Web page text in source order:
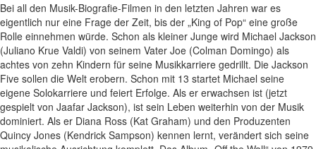
Bei all den Musik-Biografie-Filmen in den letzten Jahren war es
eigentlich nur eine Frage der Zeit, bis der „King of Pop“ eine große
Rolle einnehmen würde. Schon als kleiner Junge wird Michael Jackson
(Juliano Krue Valdi) von seinem Vater Joe (Colman Domingo) als
achtes von zehn Kindern für seine Musikkarriere gedrillt. Die Jackson
Five sollen die Welt erobern. Schon mit 13 startet Michael seine
eigene Solokarriere und feiert Erfolge. Als er erwachsen ist (jetzt
gespielt von Jaafar Jackson), ist sein Leben weiterhin von der Musik
dominiert. Als er Diana Ross (Kat Graham) und den Produzenten
Quincy Jones (Kendrick Sampson) kennen lernt, verändert sich seine